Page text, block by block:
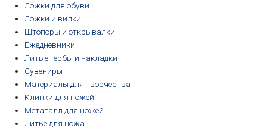
Ложки для обуви
Ложки и вилки
Штопоры и открывалки
Ежедневники
Литые гербы и накладки
Сувениры
Материалы для творчества
Клинки для ножей
Метаталл для ножей
Литье для ножа